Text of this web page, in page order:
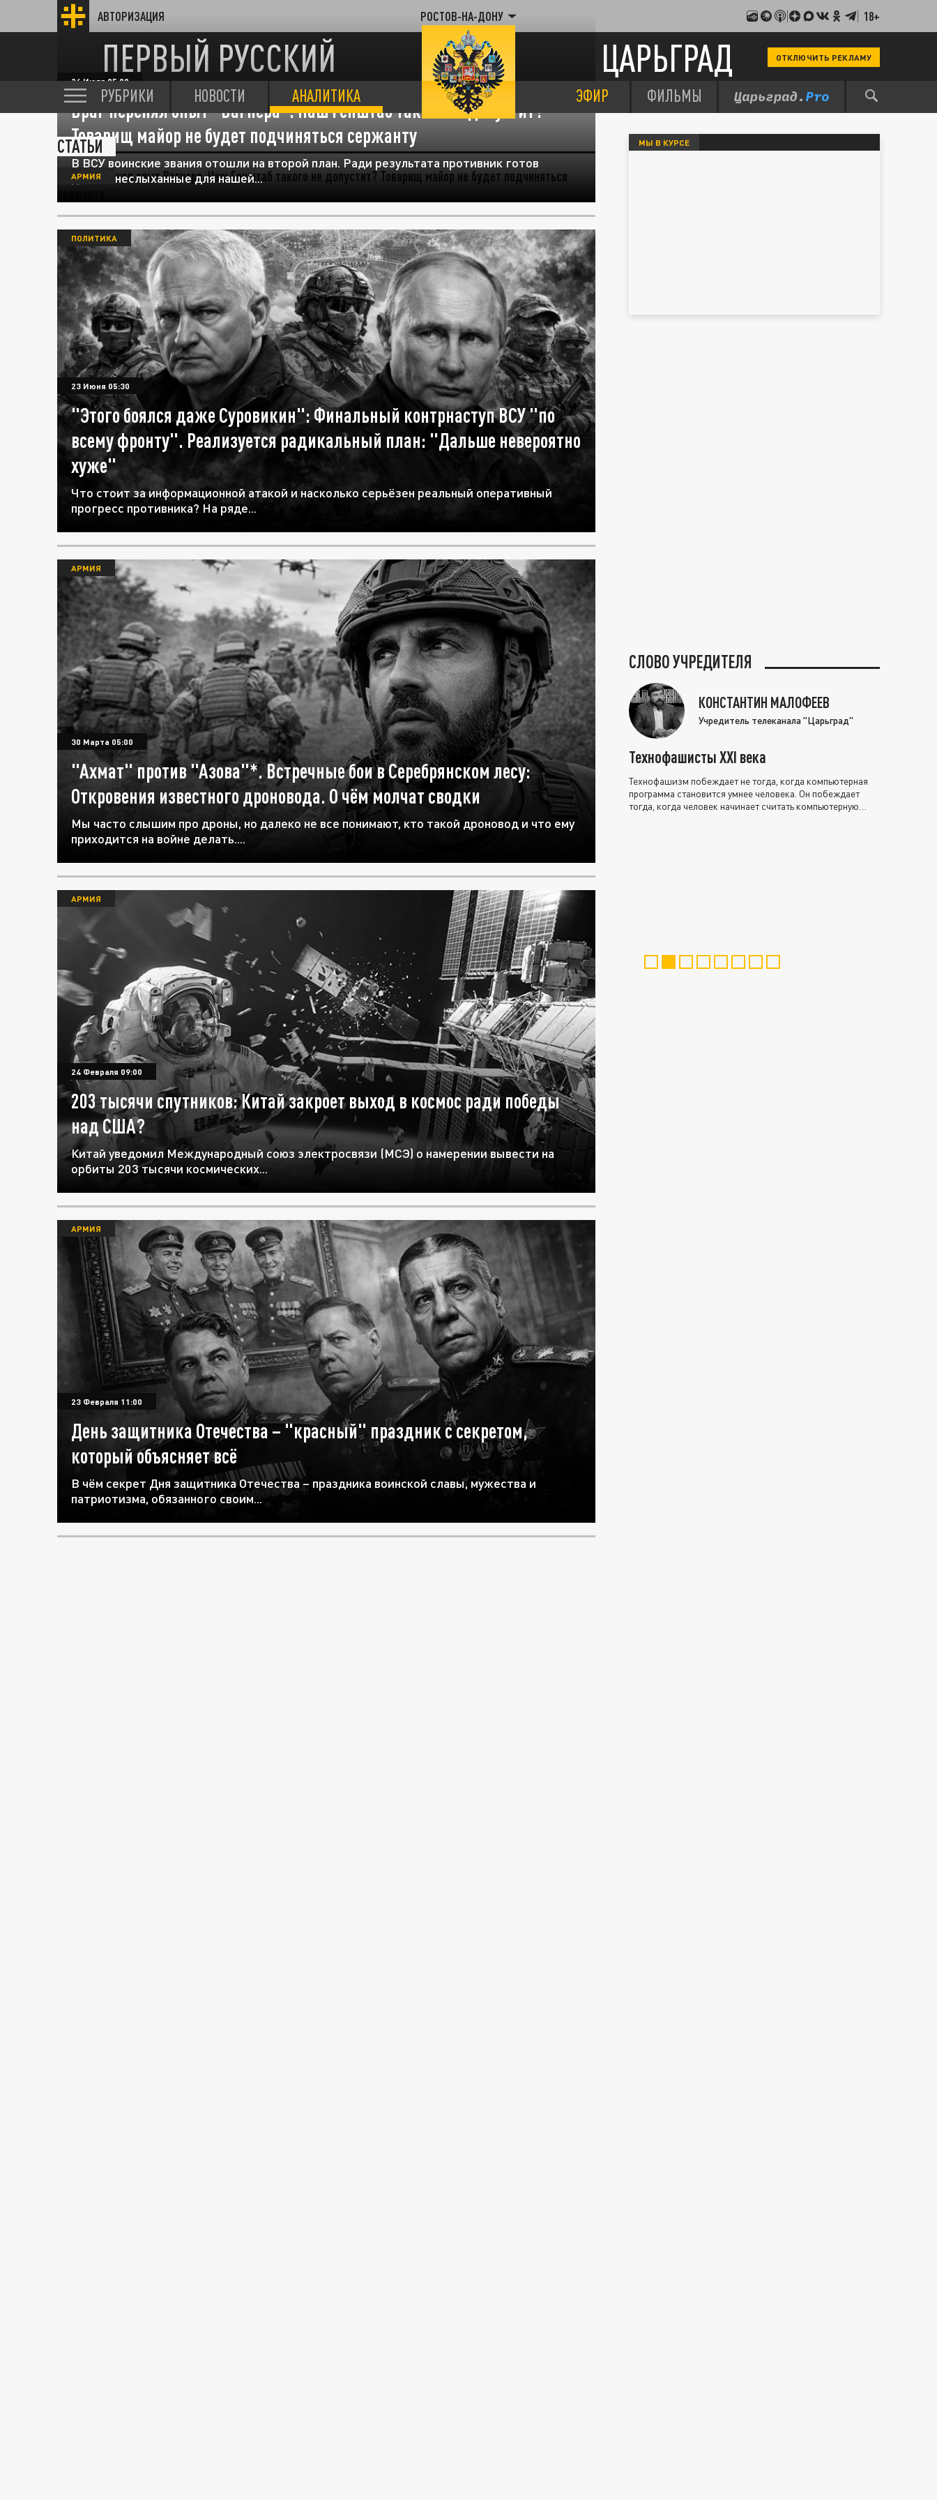
АВТОРИЗАЦИЯ РОСТОВ-НА-ДОНУ 18+
ПЕРВЫЙ РУССКИЙ ЦАРЬГРАД ОТКЛЮЧИТЬ РЕКЛАМУ
РУБРИКИ НОВОСТИ АНАЛИТИКА ЭФИР ФИЛЬМЫ
СТАТЬИ
26 Июля 05:00
Враг перенял опыт "Вагнера". Наш Генштаб такого не допустит?
Товарищ майор не будет подчиняться сержанту
В ВСУ воинские звания отошли на второй план. Ради результата противник готов
делать неслыханные для нашей...
АРМИЯ
23 Июня 05:30
"Этого боялся даже Суровикин": Финальный контрнаступ ВСУ "по
всему фронту". Реализуется радикальный план: "Дальше невероятно
хуже"
Что стоит за информационной атакой и насколько серьёзен реальный оперативный
прогресс противника? На ряде...
ПОЛИТИКА
30 Марта 05:00
"Ахмат" против "Азова"*. Встречные бои в Серебрянском лесу:
Откровения известного дроновода. О чём молчат сводки
Мы часто слышим про дроны, но далеко не все понимают, кто такой дроновод и что ему
приходится на войне делать....
АРМИЯ
24 Февраля 09:00
203 тысячи спутников: Китай закроет выход в космос ради победы
над США?
Китай уведомил Международный союз электросвязи (МСЭ) о намерении вывести на
орбиты 203 тысячи космических...
АРМИЯ
23 Февраля 11:00
День защитника Отечества – "красный" праздник с секретом,
который объясняет всё
В чём секрет Дня защитника Отечества – праздника воинской славы, мужества и
патриотизма, обязанного своим...
АРМИЯ
МЫ В КУРСЕ
СЛОВО УЧРЕДИТЕЛЯ
КОНСТАНТИН МАЛОФЕЕВ
Учредитель телеканала "Царьград"
Технофашисты XXI века
Технофашизм побеждает не тогда, когда компьютерная
программа становится умнее человека. Он побеждает
тогда, когда человек начинает считать компьютерную